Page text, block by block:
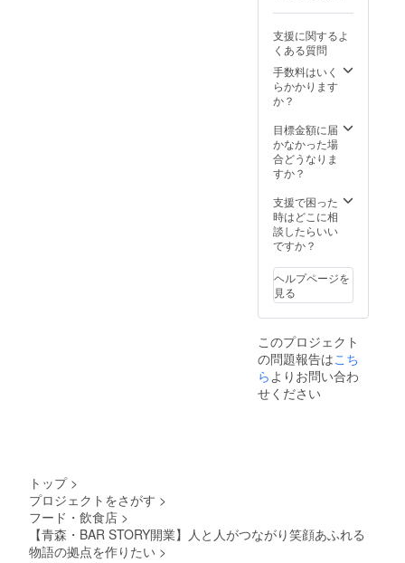
支援に関するよ
くある質問
手数料はいく
らかかります
か？
目標金額に届
かなかった場
合どうなりま
すか？
支援で困った
時はどこに相
談したらいい
ですか？
ヘルプページを
見る
このプロジェクト
の問題報告はこち
らよりお問い合わ
せください
トップ >
プロジェクトをさがす >
フード・飲食店 >
【青森・BAR STORY開業】人と人がつながり笑顔あふれる
物語の拠点を作りたい >